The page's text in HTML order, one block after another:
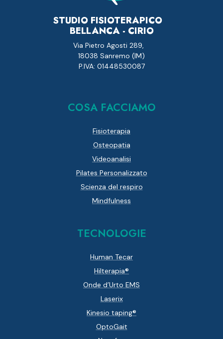
STUDIO FISIOTERAPICO
BELLANCA - CIRIO
Via Pietro Agosti 289,
18038 Sanremo (IM)
P.IVA: 01448530087
COSA FACCIAMO
Fisioterapia
Osteopatia
Videoanalisi
Pilates Personalizzato
Scienza del respiro
Mindfulness
TECNOLOGIE
Human Tecar
Hilterapia®
Onde d’Urto EMS
Laserix
Kinesio taping®
OptoGait